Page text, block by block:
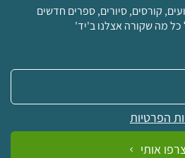
קורסים, סיורים, ספרים חדשים
מה שקורה אצלנו ב'יד'
הפרטיות
צרפו אותי